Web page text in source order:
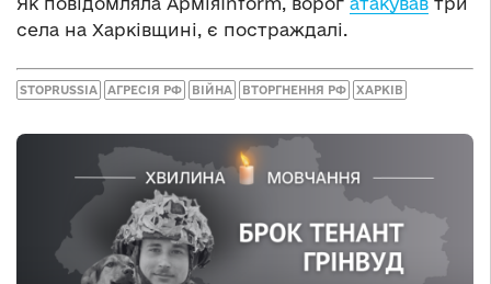
села на Харківщині, є постраждалі.
STOPRUSSIA АГРЕСІЯ РФ ВІЙНА ВТОРГНЕННЯ РФ ХАРКІВ